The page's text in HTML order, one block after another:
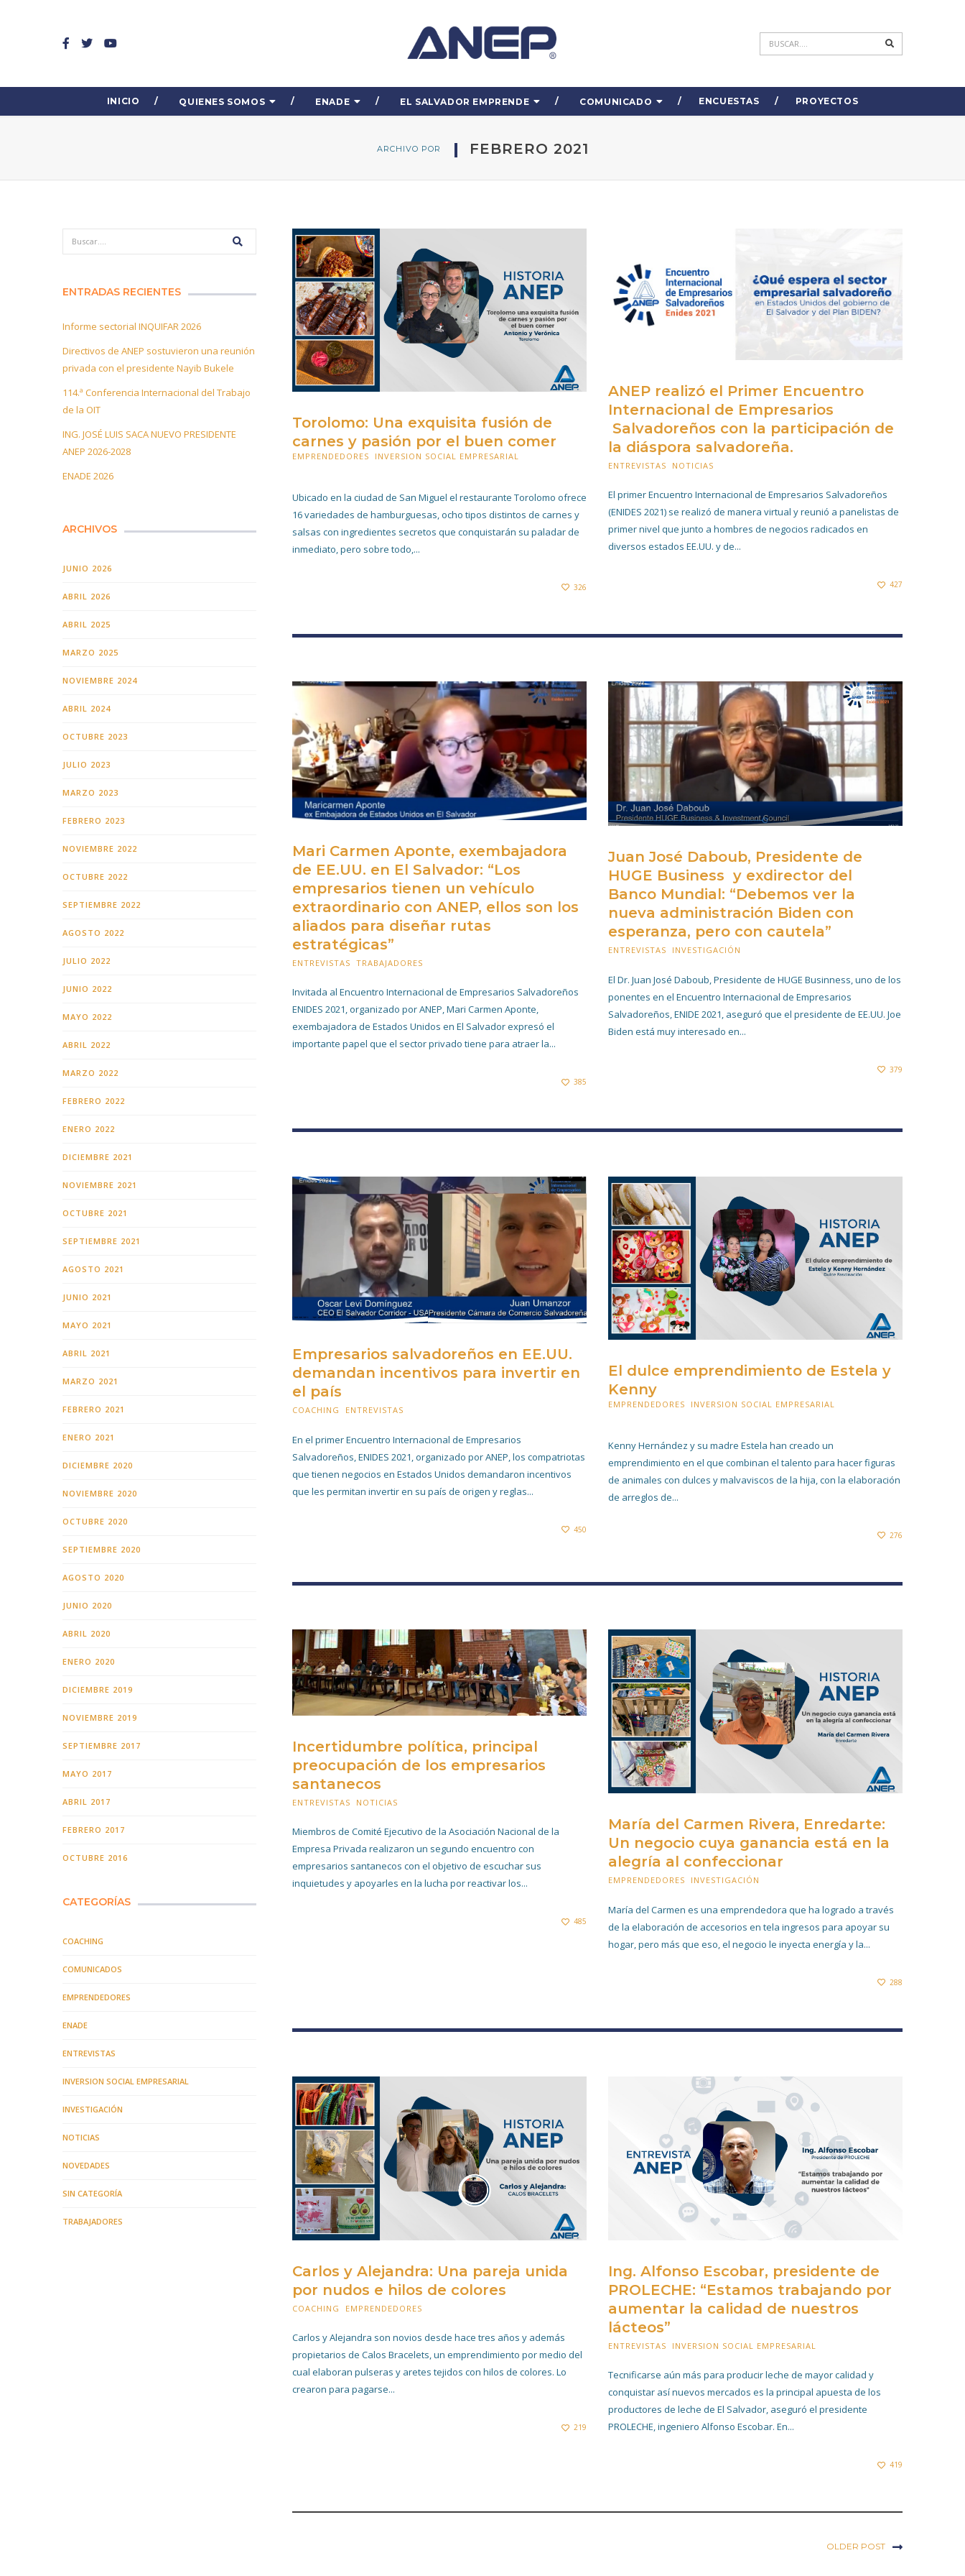
INICIO QUIENES SOMOS ENADE EL SALVADOR EMPRENDE COMUNICADO ENCUESTAS PROYECTOS
ARCHIVO POR FEBRERO 2021
Torolomo: Una exquisita fusión de
carnes y pasión por el buen comer
EMPRENDEDORES
INVERSION SOCIAL EMPRESARIAL
Ubicado en la ciudad de San Miguel el restaurante Torolomo ofrece
16 variedades de hamburguesas, ocho tipos distintos de carnes y
salsas con ingredientes secretos que conquistarán su paladar de
inmediato, pero sobre todo,...
326
ANEP realizó el Primer Encuentro
Internacional de Empresarios
Salvadoreños con la participación de
la diáspora salvadoreña.
ENTREVISTAS NOTICIAS
El primer Encuentro Internacional de Empresarios Salvadoreños
(ENIDES 2021) se realizó de manera virtual y reunió a panelistas de
primer nivel que junto a hombres de negocios radicados en
diversos estados EE.UU. y de...
427
Mari Carmen Aponte, exembajadora
de EE.UU. en El Salvador: “Los
empresarios tienen un vehículo
extraordinario con ANEP, ellos son los
aliados para diseñar rutas
estratégicas”
ENTREVISTAS TRABAJADORES
Invitada al Encuentro Internacional de Empresarios Salvadoreños
ENIDES 2021, organizado por ANEP, Mari Carmen Aponte,
exembajadora de Estados Unidos en El Salvador expresó el
importante papel que el sector privado tiene para atraer la...
385
Juan José Daboub, Presidente de
HUGE Business y exdirector del
Banco Mundial: “Debemos ver la
nueva administración Biden con
esperanza, pero con cautela”
ENTREVISTAS INVESTIGACIÓN
El Dr. Juan José Daboub, Presidente de HUGE Businness, uno de los
ponentes en el Encuentro Internacional de Empresarios
Salvadoreños, ENIDE 2021, aseguró que el presidente de EE.UU. Joe
Biden está muy interesado en...
379
Empresarios salvadoreños en EE.UU.
demandan incentivos para invertir en
el país
COACHING ENTREVISTAS
En el primer Encuentro Internacional de Empresarios
Salvadoreños, ENIDES 2021, organizado por ANEP, los compatriotas
que tienen negocios en Estados Unidos demandaron incentivos
que les permitan invertir en su país de origen y reglas...
450
El dulce emprendimiento de Estela y
Kenny
EMPRENDEDORES
INVERSION SOCIAL EMPRESARIAL
Kenny Hernández y su madre Estela han creado un
emprendimiento en el que combinan el talento para hacer figuras
de animales con dulces y malvaviscos de la hija, con la elaboración
de arreglos de...
276
Incertidumbre política, principal
preocupación de los empresarios
santanecos
ENTREVISTAS NOTICIAS
Miembros de Comité Ejecutivo de la Asociación Nacional de la
Empresa Privada realizaron un segundo encuentro con
empresarios santanecos con el objetivo de escuchar sus
inquietudes y apoyarles en la lucha por reactivar los...
485
María del Carmen Rivera, Enredarte:
Un negocio cuya ganancia está en la
alegría al confeccionar
EMPRENDEDORES INVESTIGACIÓN
María del Carmen es una emprendedora que ha logrado a través
de la elaboración de accesorios en tela ingresos para apoyar su
hogar, pero más que eso, el negocio le inyecta energía y la...
288
Carlos y Alejandra: Una pareja unida
por nudos e hilos de colores
COACHING EMPRENDEDORES
Carlos y Alejandra son novios desde hace tres años y además
propietarios de Calos Bracelets, un emprendimiento por medio del
cual elaboran pulseras y aretes tejidos con hilos de colores. Lo
crearon para pagarse...
219
Ing. Alfonso Escobar, presidente de
PROLECHE: “Estamos trabajando por
aumentar la calidad de nuestros
lácteos”
ENTREVISTAS INVERSION SOCIAL EMPRESARIAL
Tecnificarse aún más para producir leche de mayor calidad y
conquistar así nuevos mercados es la principal apuesta de los
productores de leche de El Salvador, aseguró el presidente
PROLECHE, ingeniero Alfonso Escobar. En...
419
OLDER POST
ENTRADAS RECIENTES
Informe sectorial INQUIFAR 2026
Directivos de ANEP sostuvieron una reunión
privada con el presidente Nayib Bukele
114.ª Conferencia Internacional del Trabajo
de la OIT
ING. JOSÉ LUIS SACA NUEVO PRESIDENTE
ANEP 2026-2028
ENADE 2026
ARCHIVOS
JUNIO 2026
ABRIL 2026
ABRIL 2025
MARZO 2025
NOVIEMBRE 2024
ABRIL 2024
OCTUBRE 2023
JULIO 2023
MARZO 2023
FEBRERO 2023
NOVIEMBRE 2022
OCTUBRE 2022
SEPTIEMBRE 2022
AGOSTO 2022
JULIO 2022
JUNIO 2022
MAYO 2022
ABRIL 2022
MARZO 2022
FEBRERO 2022
ENERO 2022
DICIEMBRE 2021
NOVIEMBRE 2021
OCTUBRE 2021
SEPTIEMBRE 2021
AGOSTO 2021
JUNIO 2021
MAYO 2021
ABRIL 2021
MARZO 2021
FEBRERO 2021
ENERO 2021
DICIEMBRE 2020
NOVIEMBRE 2020
OCTUBRE 2020
SEPTIEMBRE 2020
AGOSTO 2020
JUNIO 2020
ABRIL 2020
ENERO 2020
DICIEMBRE 2019
NOVIEMBRE 2019
SEPTIEMBRE 2017
MAYO 2017
ABRIL 2017
FEBRERO 2017
OCTUBRE 2016
CATEGORÍAS
COACHING
COMUNICADOS
EMPRENDEDORES
ENADE
ENTREVISTAS
INVERSION SOCIAL EMPRESARIAL
INVESTIGACIÓN
NOTICIAS
NOVEDADES
SIN CATEGORÍA
TRABAJADORES